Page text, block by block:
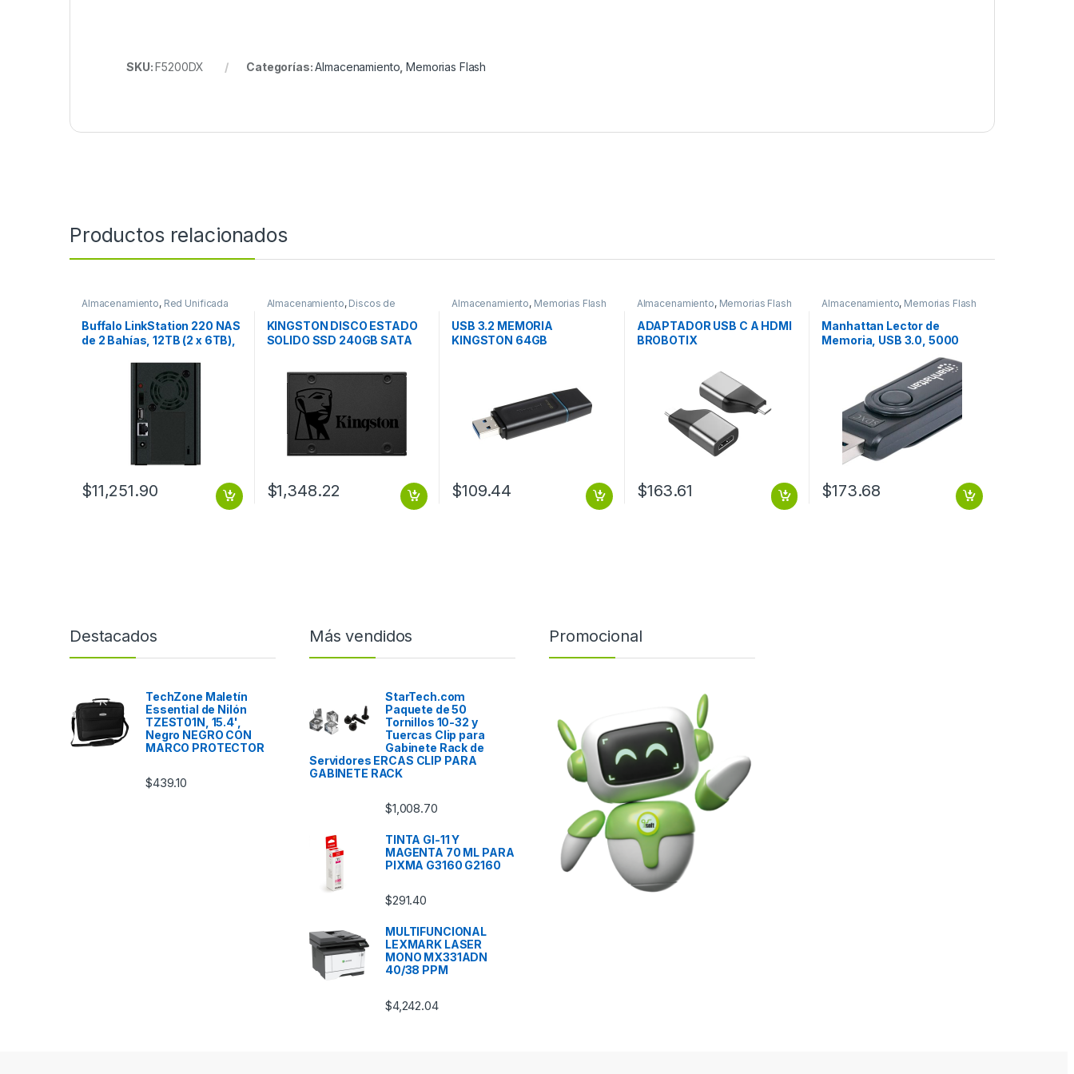
SKU:F5200DX Categorías:Almacenamiento ,Memorias Flash
Productos relacionados
Almacenamiento, Red Unificada
Buffalo LinkStation 220 NAS
de 2 Bahías, 12TB (2 x 6TB),
0.80GHz, USB, Negro ?
Incluye Discos (2X6TB)
RAID 0/1 RJ45 1GB USB 2.0
$11,251.90
Almacenamiento, Discos de
Estado Solido (SSD)
KINGSTON DISCO ESTADO
SOLIDO SSD 240GB SATA
$1,348.22
Almacenamiento, Memorias Flash
USB 3.2 MEMORIA
KINGSTON 64GB
$109.44
Almacenamiento, Memorias Flash
ADAPTADOR USB C A HDMI
BROBOTIX
$163.61
Almacenamiento, Memorias Flash
Manhattan Lector de
Memoria, USB 3.0, 5000
$173.68
Destacados
TechZone Maletín
Essential de Nilón
TZEST01N, 15.4',
Negro NEGRO CON
MARCO PROTECTOR
$439.10
Más vendidos
StarTech.com
Paquete de 50
Tornillos 10-32 y
Tuercas Clip para
Gabinete Rack de
Servidores ERCAS CLIP PARA
GABINETE RACK
$1,008.70
TINTA GI-11 Y
MAGENTA 70 ML PARA
PIXMA G3160 G2160
$291.40
MULTIFUNCIONAL
LEXMARK LASER
MONO MX331ADN
40/38 PPM
$4,242.04
Promocional